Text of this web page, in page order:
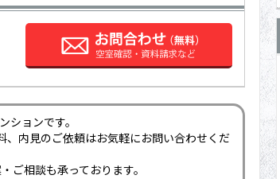
ションです。
、内見のご依頼はお気軽にお問い合わせくだ
ご相談も承っております。